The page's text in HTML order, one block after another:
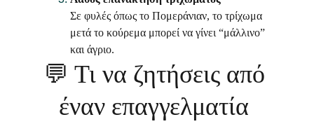
Σε φυλές όπως το Πομεράνιαν, το τρίχωμα
μετά το κούρεμα μπορεί να γίνει “μάλλινο”
και άγριο.
💬 Τι να ζητήσεις από
έναν επαγγελματία